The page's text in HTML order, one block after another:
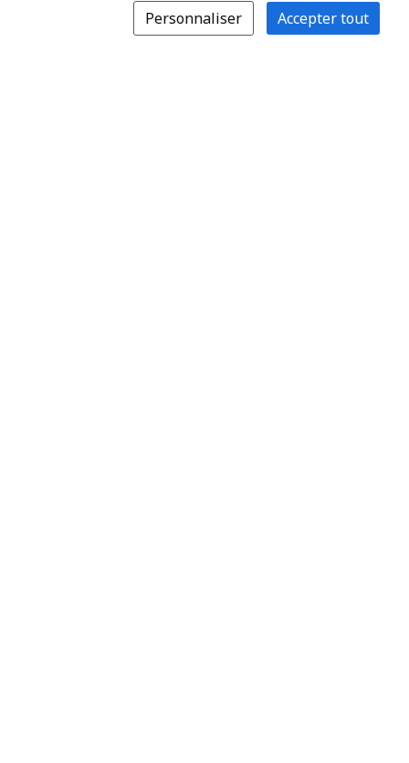
Personnaliser Accepter tout